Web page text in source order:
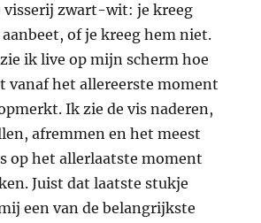
visserij zwart-wit: je kreeg
of je kreeg hem niet.
ik live op mijn scherm hoe
vanaf het allereerste moment
Ik zie de vis naderen,
afremmen en het meest
op het allerlaatste moment
Juist dat laatste stukje
een van de belangrijkste